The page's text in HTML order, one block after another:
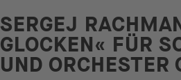
SERGEJ
GLOCKEN« FÜR
UND ORCHESTER